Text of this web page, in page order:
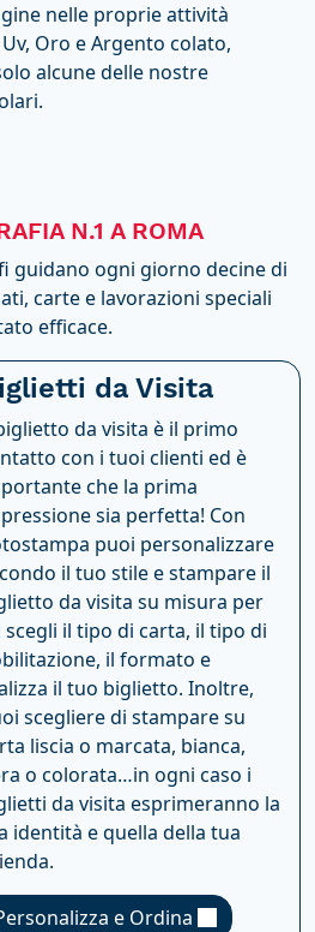
nelle proprie attività
Oro e Argento colato,
alcune delle nostre
N.1 A ROMA
guidano ogni giorno decine di
carte e lavorazioni speciali
efficace.
da Visita
da visita è il primo
con i tuoi clienti ed è
che la prima
sia perfetta! Con
puoi personalizzare
il tuo stile e stampare il
da visita su misura per
scegli il tipo di carta, il tipo di
il formato e
il tuo biglietto. Inoltre,
scegliere di stampare su
liscia o marcata, bianca,
o colorata…in ogni caso i
da visita esprimeranno la
identità e quella della tua
e Ordina